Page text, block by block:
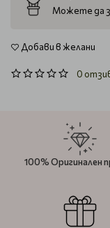
Можете да
Добави в желани
0
100% Оригинален